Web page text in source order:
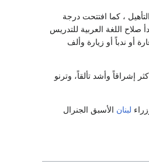
، كما افتتحت درجة
اللغة العربية للتدريس
أو ندباً أو زيارة وألف
وأشد تألقاً، وترنو
لبنان الأسبق الجنرال